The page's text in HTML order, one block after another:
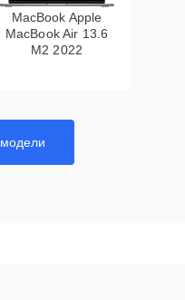
MacBook Apple
MacBook Air 13.6
M2 2022